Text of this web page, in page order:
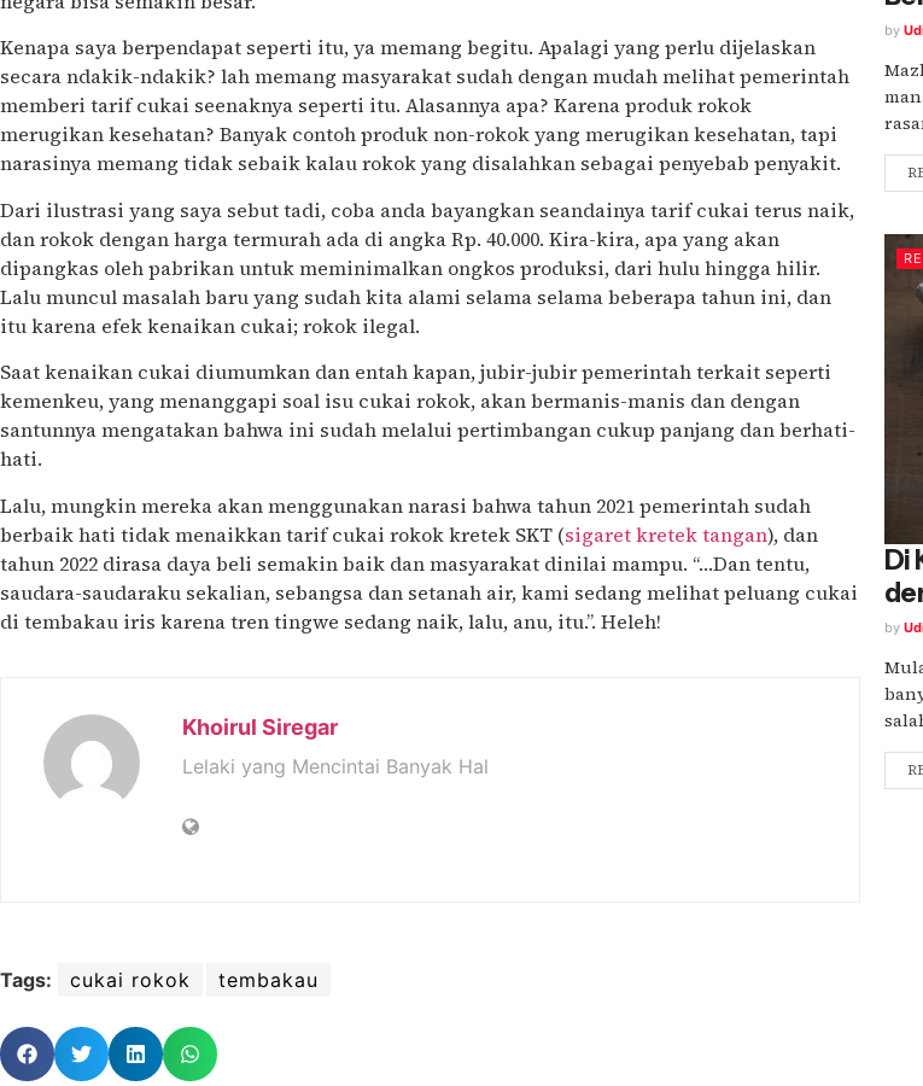
Kenapa saya berpendapat seperti itu, ya memang begitu. Apalagi yang perlu dijelaskan
secara ndakik-ndakik? lah memang masyarakat sudah dengan mudah melihat pemerintah
memberi tarif cukai seenaknya seperti itu. Alasannya apa? Karena produk rokok
merugikan kesehatan? Banyak contoh produk non-rokok yang merugikan kesehatan, tapi
narasinya memang tidak sebaik kalau rokok yang disalahkan sebagai penyebab penyakit.
Dari ilustrasi yang saya sebut tadi, coba anda bayangkan seandainya tarif cukai terus naik,
dan rokok dengan harga termurah ada di angka Rp. 40.000. Kira-kira, apa yang akan
dipangkas oleh pabrikan untuk meminimalkan ongkos produksi, dari hulu hingga hilir.
Lalu muncul masalah baru yang sudah kita alami selama selama beberapa tahun ini, dan
itu karena efek kenaikan cukai; rokok ilegal.
Saat kenaikan cukai diumumkan dan entah kapan, jubir-jubir pemerintah terkait seperti
kemenkeu, yang menanggapi soal isu cukai rokok, akan bermanis-manis dan dengan
santunnya mengatakan bahwa ini sudah melalui pertimbangan cukup panjang dan berhati-
hati.
Lalu, mungkin mereka akan menggunakan narasi bahwa tahun 2021 pemerintah sudah
berbaik hati tidak menaikkan tarif cukai rokok kretek SKT (sigaret kretek tangan), dan
tahun 2022 dirasa daya beli semakin baik dan masyarakat dinilai mampu. “…Dan tentu,
saudara-saudaraku sekalian, sebangsa dan setanah air, kami sedang melihat peluang cukai
di tembakau iris karena tren tingwe sedang naik, lalu, anu, itu.”. Heleh!
Khoirul Siregar
Lelaki yang Mencintai Banyak Hal
Tags: cukai rokok tembakau
by
Di
by